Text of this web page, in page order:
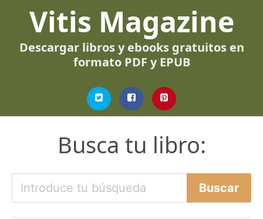
Vitis Magazine
Descargar libros y ebooks gratuitos en
formato PDF y EPUB
Busca tu libro: